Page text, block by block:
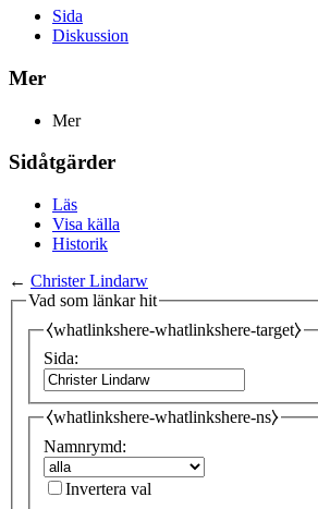
Sida
Diskussion
Mer
Mer
Sidåtgärder
Läs
Visa källa
Historik
← Christer Lindarw
Vad som länkar hit
⧼whatlinkshere-whatlinkshere-target⧽
Sida:
⧼whatlinkshere-whatlinkshere-ns⧽
Namnrymd:
Invertera val